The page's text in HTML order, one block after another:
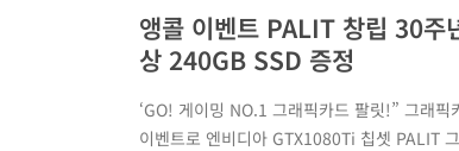
앵콜 이벤트 PALIT 창립 30주
상 240GB SSD 증정
‘GO! 게이밍 NO.1 그래픽카드 팔릿!” 그래
이벤트로 엔비디아 GTX1080Ti 칩셋 PALIT